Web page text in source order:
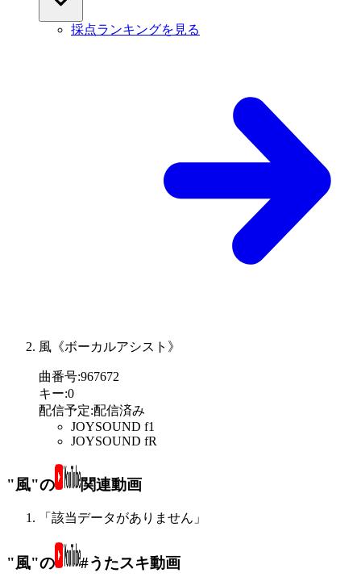
採点ランキングを見る
風《ボーカルアシスト》
曲番号:967672
キー:0
配信予定:配信済み
JOYSOUND f1
JOYSOUND fR
"風"の 関連動画
「該当データがありません」
"風"の #うたスキ動画